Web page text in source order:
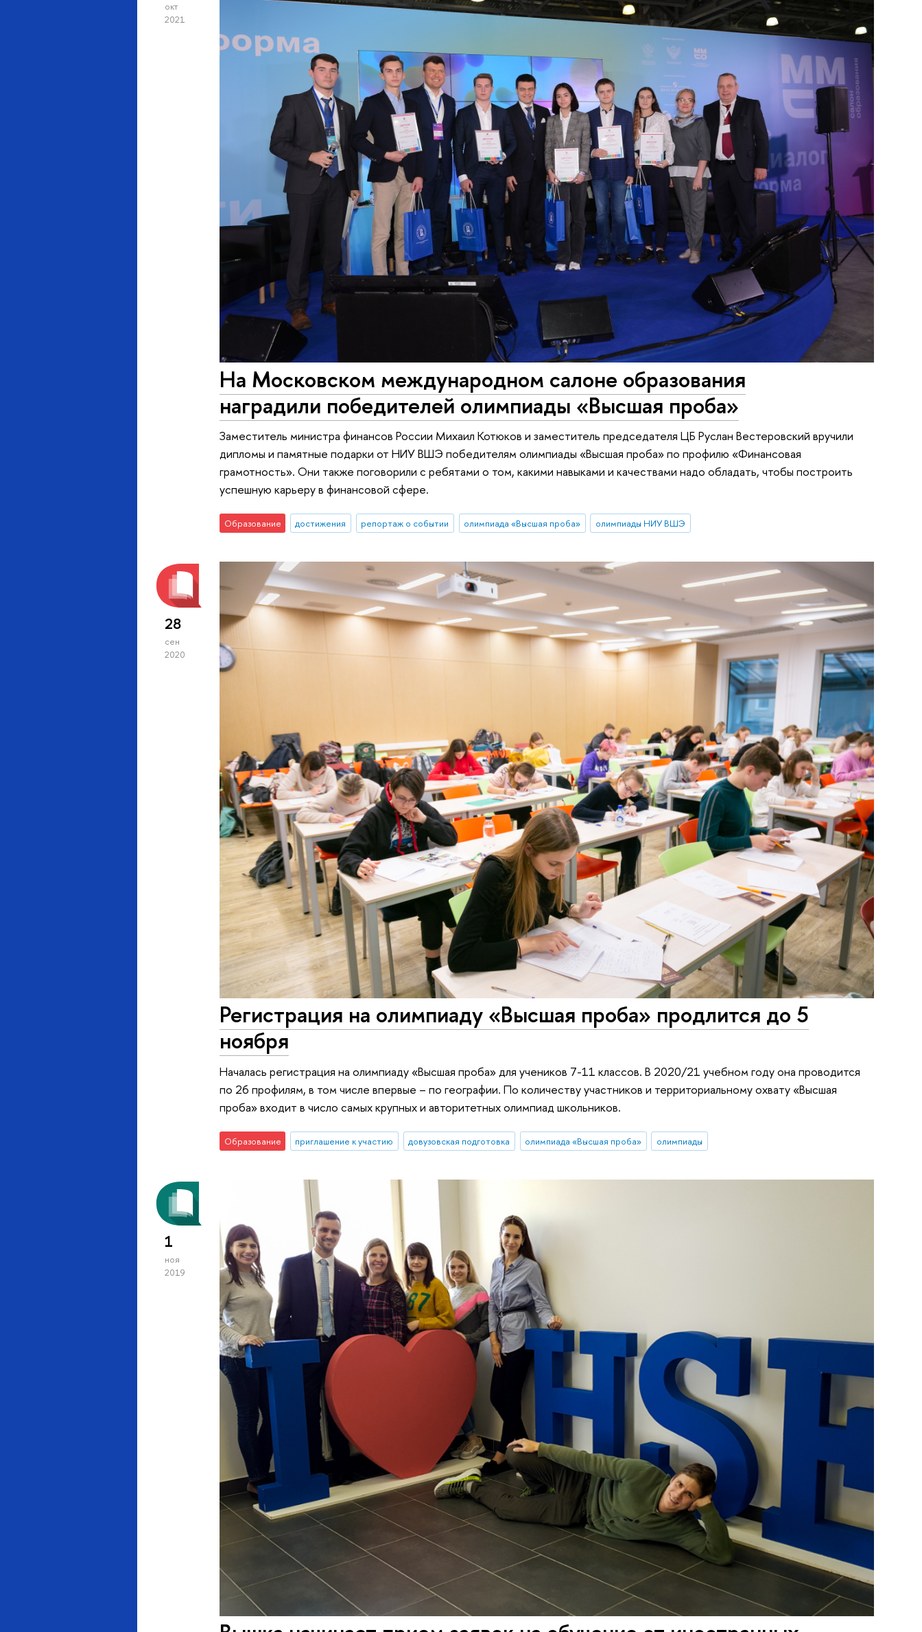
окт
2021
На Московском международном салоне образования
наградили победителей олимпиады «Высшая проба»
Заместитель министра финансов России Михаил Котюков и заместитель председателя ЦБ Руслан Вестеровский вручили
дипломы и памятные подарки от НИУ ВШЭ победителям олимпиады «Высшая проба» по профилю «Финансовая
грамотность». Они также поговорили с ребятами о том, какими навыками и качествами надо обладать, чтобы построить
успешную карьеру в финансовой сфере.
Образование достижения репортаж о событии олимпиада «Высшая проба» олимпиады НИУ ВШЭ
28
сен
2020
Регистрация на олимпиаду «Высшая проба» продлится до 5
ноября
Началась регистрация на олимпиаду «Высшая проба» для учеников 7-11 классов. В 2020/21 учебном году она проводится
по 26 профилям, в том числе впервые – по географии. По количеству участников и территориальному охвату «Высшая
проба» входит в число самых крупных и авторитетных олимпиад школьников.
Образование приглашение к участию довузовская подготовка олимпиада «Высшая проба» олимпиады
1
ноя
2019